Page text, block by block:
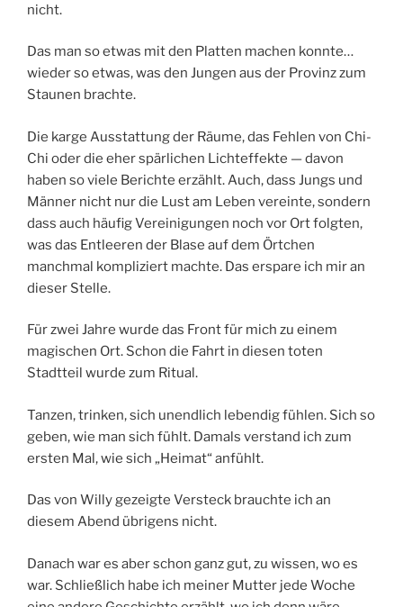
nicht.
Das man so etwas mit den Platten machen konnte…
wieder so etwas, was den Jungen aus der Provinz zum
Staunen brachte.
Die karge Ausstattung der Räume, das Fehlen von Chi-
Chi oder die eher spärlichen Lichteffekte — davon
haben so viele Berichte erzählt. Auch, dass Jungs und
Männer nicht nur die Lust am Leben vereinte, sondern
dass auch häufig Vereinigungen noch vor Ort folgten,
was das Entleeren der Blase auf dem Örtchen
manchmal kompliziert machte. Das erspare ich mir an
dieser Stelle.
Für zwei Jahre wurde das Front für mich zu einem
magischen Ort. Schon die Fahrt in diesen toten
Stadtteil wurde zum Ritual.
Tanzen, trinken, sich unendlich lebendig fühlen. Sich so
geben, wie man sich fühlt. Damals verstand ich zum
ersten Mal, wie sich „Heimat“ anfühlt.
Das von Willy gezeigte Versteck brauchte ich an
diesem Abend übrigens nicht.
Danach war es aber schon ganz gut, zu wissen, wo es
war. Schließlich habe ich meiner Mutter jede Woche